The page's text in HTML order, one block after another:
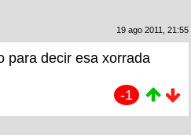
19 ago 2011, 21:55
para decir esa xorrada
-1